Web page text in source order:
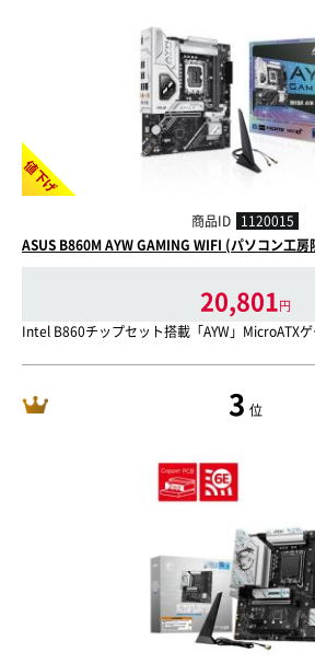
値下げ
商品ID 1120015
ASUS B860M AYW GAMING WIFI (パソコン工房
20,801円
Intel B860チップセット搭載「AYW」MicroATX
3 位